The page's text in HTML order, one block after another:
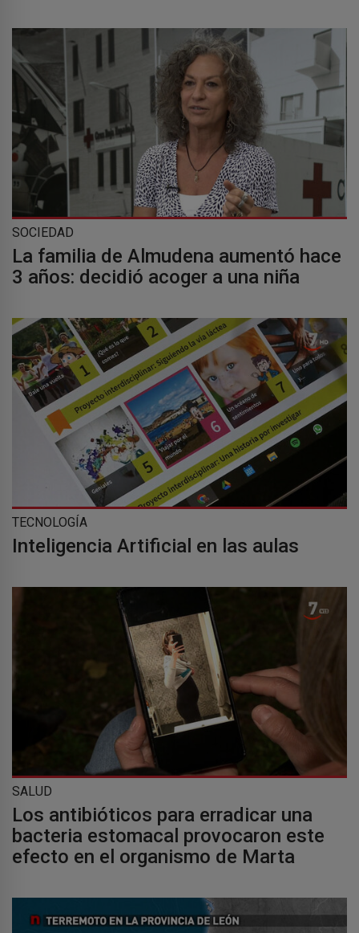
SOCIEDAD
La familia de Almudena aumentó hace
3 años: decidió acoger a una niña
TECNOLOGÍA
Inteligencia Artificial en las aulas
SALUD
Los antibióticos para erradicar una
bacteria estomacal provocaron este
efecto en el organismo de Marta